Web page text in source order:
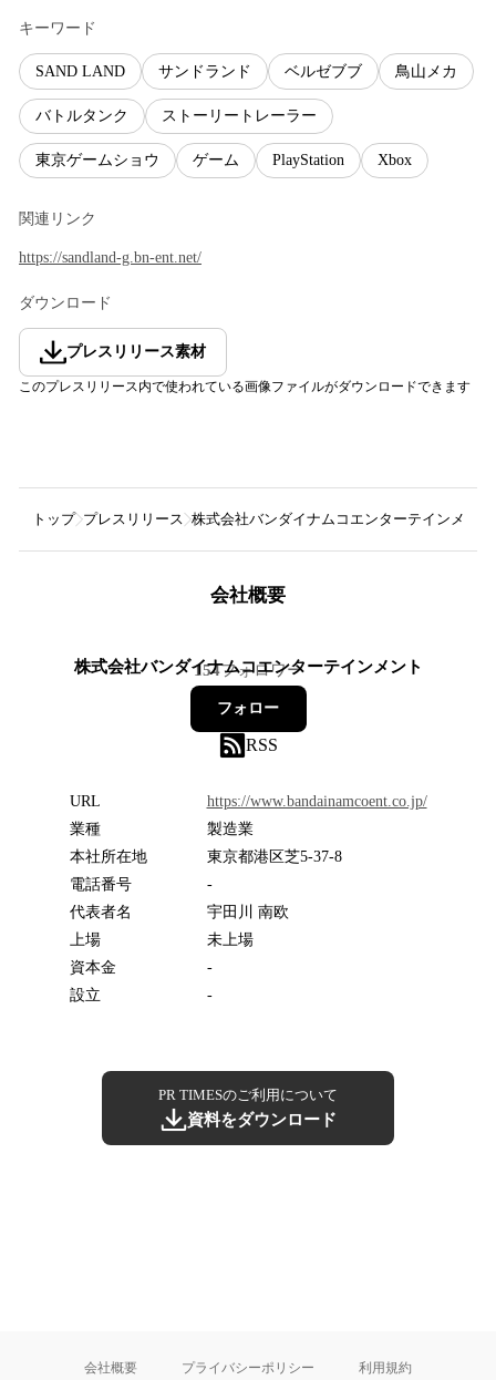
キーワード
SAND LAND サンドランド ベルゼブブ 鳥山メカ
バトルタンク ストーリートレーラー
東京ゲームショウ ゲーム PlayStation Xbox
関連リンク
https://sandland-g.bn-ent.net/
ダウンロード
プレスリリース素材
このプレスリリース内で使われている画像ファイルがダウンロードできます
トップ プレスリリース 株式会社バンダイナムコエンターテインメント
会社概要
株式会社バンダイナムコエンターテインメント
154フォロワー
フォロー
RSS
URL
https://www.bandainamcoent.co.jp/
業種
製造業
本社所在地
東京都港区芝5-37-8
電話番号
-
代表者名
宇田川 南欧
上場
未上場
資本金
-
設立
-
PR TIMESのご利用について
資料をダウンロード
会社概要 プライバシーポリシー 利用規約